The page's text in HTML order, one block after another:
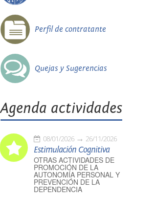
Perfil de contratante
Quejas y Sugerencias
Agenda actividades
08/01/2026 26/11/2026
Estimulación Cognitiva
OTRAS ACTIVIDADES DE
PROMOCIÓN DE LA
AUTONOMÍA PERSONAL Y
PREVENCIÓN DE LA
DEPENDENCIA